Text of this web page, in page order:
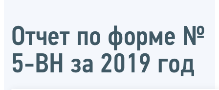
Отчет по форме №
5-ВН за 2019 год